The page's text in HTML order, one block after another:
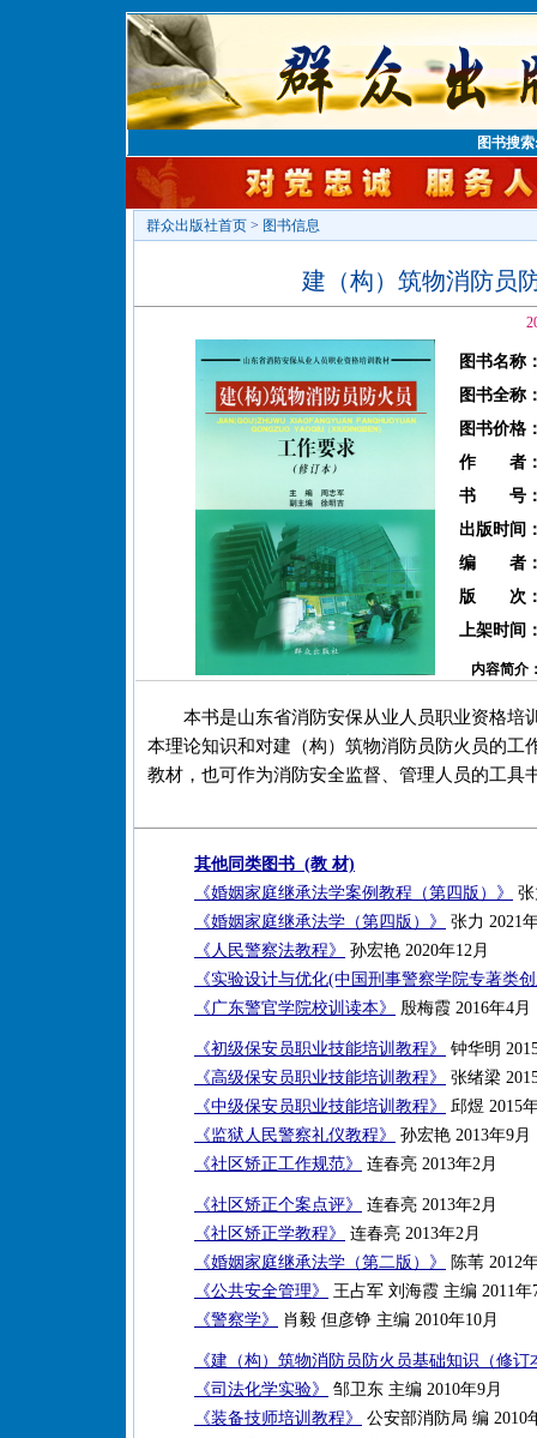
图书搜
群众出版社首页 > 图书信息
建（构）筑物消防员
图书名称
图书全称
图书价格
作 者
书 号
出版时间
编 者
版 次
上架时间
内容简介
本书是山东省消防安保从业人员职业资格培
本理论知识和对建（构）筑物消防员防火员的
教材，也可作为消防安全监督、管理人员的工具
其他同类图书 (教 材)
《婚姻家庭继承法学案例教程（第四版）》
张
《婚姻家庭继承法学（第四版）》
张力 2021
《人民警察法教程》
孙宏艳 2020年12月
《实验设计与优化(中国刑事警察学院专著类
《广东警官学院校训读本》
殷梅霞 2016年4月
《初级保安员职业技能培训教程》
钟华明
《高级保安员职业技能培训教程》
张绪梁
《中级保安员职业技能培训教程》
邱煜 2015
《监狱人民警察礼仪教程》
孙宏艳 2013年9月
《社区矫正工作规范》
连春亮 2013年2月
《社区矫正个案点评》
连春亮 2013年2月
《社区矫正学教程》
连春亮 2013年2月
《婚姻家庭继承法学（第二版）》
陈苇 2012
《公共安全管理》
王占军 刘海霞 主编 2011年
《警察学》
肖毅 但彦铮 主编 2010年10月
《建（构）筑物消防员防火员基础知识（修订
《司法化学实验》
邹卫东 主编 2010年9月
《装备技师培训教程》
公安部消防局 编 2010